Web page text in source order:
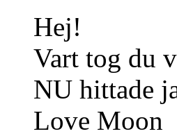
Hej!
Vart tog du
NU hittade
Love Moon